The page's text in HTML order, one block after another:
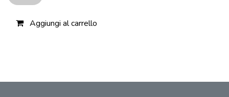
Aggiungi al carrello